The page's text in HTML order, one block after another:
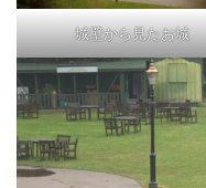
城壁から見たお城